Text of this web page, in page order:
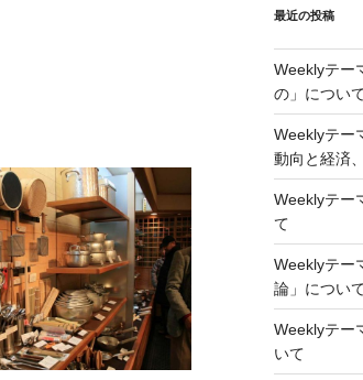
最近の投稿
Weeklyテー
の」につい
Weeklyテー
動向と経済
Weeklyテー
て
Weeklyテー
論」につい
Weeklyテー
いて